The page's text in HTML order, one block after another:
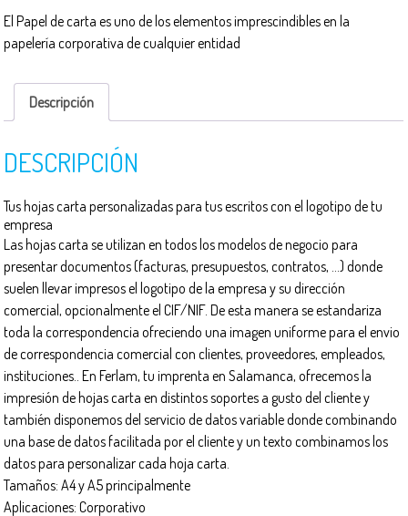
El Papel de carta es uno de los elementos imprescindibles en la
papelería corporativa de cualquier entidad
Descripción
DESCRIPCIÓN
Tus hojas carta personalizadas para tus escritos con el logotipo de tu
empresa
Las hojas carta se utilizan en todos los modelos de negocio para
presentar documentos (facturas, presupuestos, contratos, …) donde
suelen llevar impresos el logotipo de la empresa y su dirección
comercial, opcionalmente el CIF/NIF. De esta manera se estandariza
toda la correspondencia ofreciendo una imagen uniforme para el envio
de correspondencia comercial con clientes, proveedores, empleados,
instituciones.. En Ferlam, tu imprenta en Salamanca, ofrecemos la
impresión de hojas carta en distintos soportes a gusto del cliente y
también disponemos del servicio de datos variable donde combinando
una base de datos facilitada por el cliente y un texto combinamos los
datos para personalizar cada hoja carta.
Tamaños: A4 y A5 principalmente
Aplicaciones: Corporativo